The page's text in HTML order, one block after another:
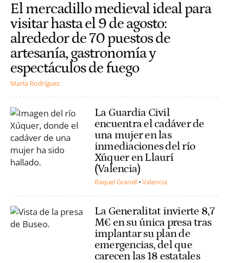
El mercadillo medieval ideal para
visitar hasta el 9 de agosto:
alrededor de 70 puestos de
artesanía, gastronomía y
espectáculos de fuego
Marta Rodríguez
La Guardia Civil
encuentra el cadáver de
una mujer en las
inmediaciones del río
Xúquer en Llaurí
(Valencia)
Raquel Granell Valencia
La Generalitat invierte 8,7
M€ en su única presa tras
implantar su plan de
emergencias, del que
carecen las 18 estatales